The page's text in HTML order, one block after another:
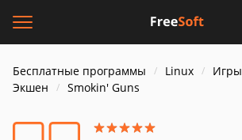
Бесплатные программы Linux Игры
Экшен
Smokin' Guns